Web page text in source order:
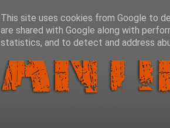
This site uses cookies from Google to
are shared with Google along with
statistics, and to detect and address